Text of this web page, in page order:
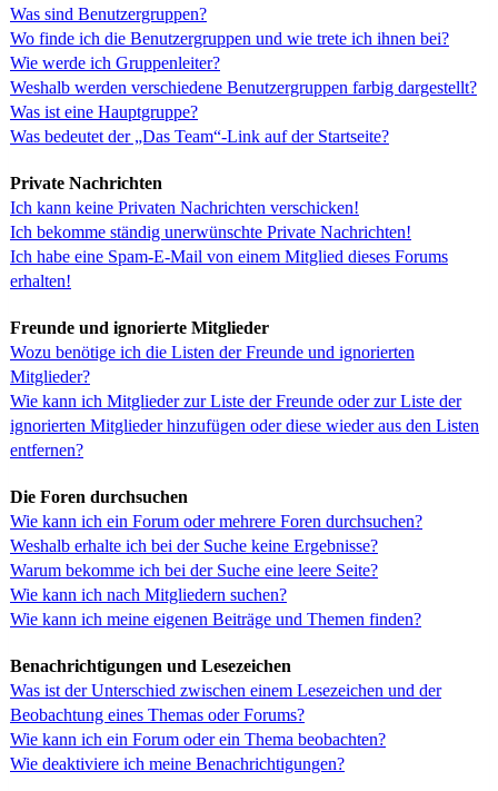
Was sind Benutzergruppen?
Wo finde ich die Benutzergruppen und wie trete ich ihnen bei?
Wie werde ich Gruppenleiter?
Weshalb werden verschiedene Benutzergruppen farbig dargestellt?
Was ist eine Hauptgruppe?
Was bedeutet der „Das Team“-Link auf der Startseite?
Private Nachrichten
Ich kann keine Privaten Nachrichten verschicken!
Ich bekomme ständig unerwünschte Private Nachrichten!
Ich habe eine Spam-E-Mail von einem Mitglied dieses Forums
erhalten!
Freunde und ignorierte Mitglieder
Wozu benötige ich die Listen der Freunde und ignorierten
Mitglieder?
Wie kann ich Mitglieder zur Liste der Freunde oder zur Liste der
ignorierten Mitglieder hinzufügen oder diese wieder aus den Listen
entfernen?
Die Foren durchsuchen
Wie kann ich ein Forum oder mehrere Foren durchsuchen?
Weshalb erhalte ich bei der Suche keine Ergebnisse?
Warum bekomme ich bei der Suche eine leere Seite?
Wie kann ich nach Mitgliedern suchen?
Wie kann ich meine eigenen Beiträge und Themen finden?
Benachrichtigungen und Lesezeichen
Was ist der Unterschied zwischen einem Lesezeichen und der
Beobachtung eines Themas oder Forums?
Wie kann ich ein Forum oder ein Thema beobachten?
Wie deaktiviere ich meine Benachrichtigungen?